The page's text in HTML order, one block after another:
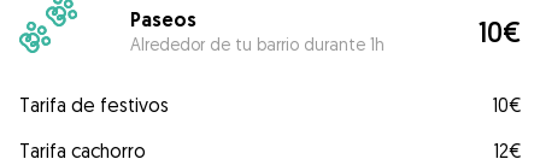
Paseos
Alrededor de tu barrio durante 1h 10€
Tarifa de festivos
10€
Tarifa cachorro
12€